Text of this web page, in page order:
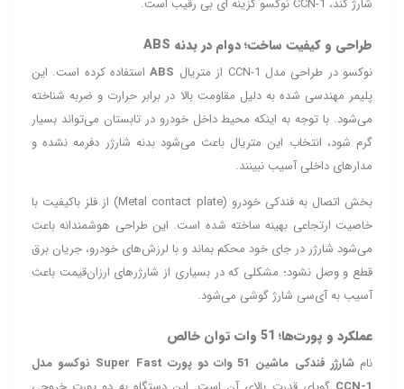
شارژ کند، CCN-1 نوکسو گزینه‌ ای بی‌ رقیب است.
طراحی و کیفیت ساخت؛ دوام در بدنه ABS
نوکسو در طراحی مدل CCN-1 از متریال ABSاستفاده کرده است. این
پلیمر مهندسی شده به دلیل مقاومت بالا در برابر حرارت و ضربه شناخته
می‌شود. با توجه به اینکه محیط داخل خودرو در تابستان می‌تواند بسیار
گرم شود، انتخاب این متریال باعث می‌شود بدنه شارژر دفرمه نشده و
مدارهای داخلی آسیب نبینند.
بخش اتصال به فندکی خودرو (Metal contact plate) از فلز باکیفیت با
خاصیت ارتجاعی بهینه ساخته شده است. این طراحی هوشمندانه باعث
می‌شود شارژر در جای خود محکم بماند و با لرزش‌های خودرو، جریان برق
قطع و وصل نشود؛ مشکلی که در بسیاری از شارژرهای ارزان‌قیمت باعث
آسیب به آی‌سی شارژ گوشی می‌شود.
عملکرد و پورت‌ها؛ 51 وات توان خالص
نام
شارژر فندکی ماشین 51 وات دو پورت Super Fast نوکسو مدل